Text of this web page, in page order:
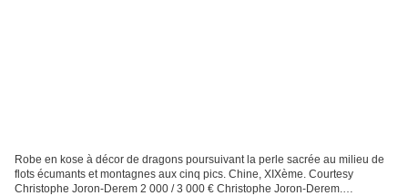
Robe en kose à décor de dragons poursuivant la perle sacrée au milieu de
flots écumants et montagnes aux cinq pics. Chine, XIXème. Courtesy
Christophe Joron-Derem 2 000 / 3 000 € Christophe Joron-Derem.